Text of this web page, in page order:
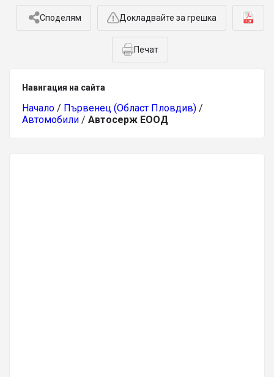
Споделям Докладвайте за грешка
Печат
Навигация на сайта
Начало / Първенец (Област Пловдив) /
Автомобили / Автосерж ЕООД